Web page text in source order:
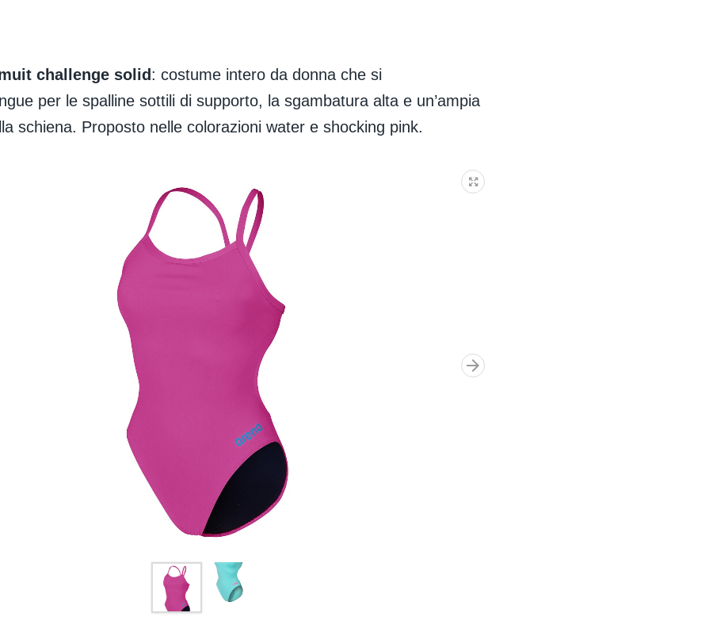
challenge solid : costume intero da donna che si
per le spalline sottili di supporto, la sgambatura alta e un’ampia
schiena. Proposto nelle colorazioni water e shocking pink.